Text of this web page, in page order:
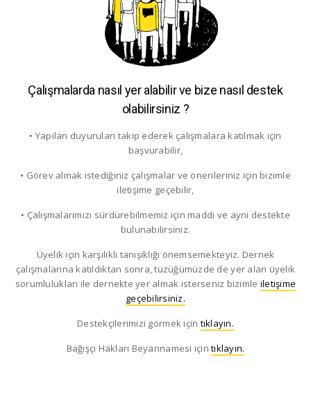
Çalışmalarda nasıl yer alabilir ve bize nasıl destek
olabilirsiniz ?
• Yapılan duyuruları takip ederek çalışmalara katılmak için
başvurabilir,
• Görev almak istediğiniz çalışmalar ve önerileriniz için bizimle
iletişime geçebilir,
• Çalışmalarımızı sürdürebilmemiz için maddi ve ayni destekte
bulunabilirsiniz.
Üyelik için karşılıklı tanışıklığı önemsemekteyiz. Dernek
çalışmalarına katıldıktan sonra, tüzüğümüzde de yer alan üyelik
sorumlulukları ile dernekte yer almak isterseniz bizimle iletişime
geçebilirsiniz.
Destekçilerimizi görmek için tıklayın.
Bağışçı Hakları Beyannamesi içintıklayın.